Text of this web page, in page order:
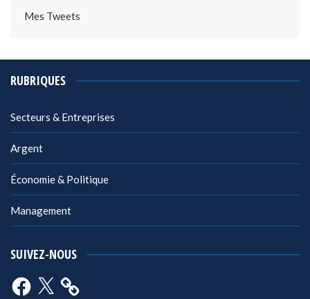
Mes Tweets
RUBRIQUES
Secteurs & Entreprises
Argent
Économie & Politique
Management
SUIVEZ-NOUS
Facebook
X